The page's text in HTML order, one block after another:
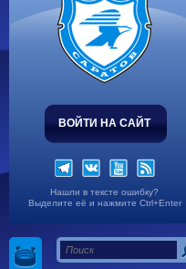
ВОЙТИ НА САЙТ
Нашли в тексте ошибку?
Выделите её и нажмите Ctrl+Enter